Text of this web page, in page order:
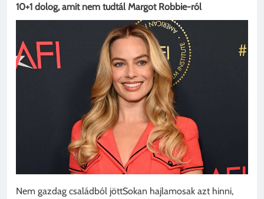
10+1 dolog, amit nem tudtál Margot Robbie-ról
Nem gazdag családból jöttSokan hajlamosak azt hinni,